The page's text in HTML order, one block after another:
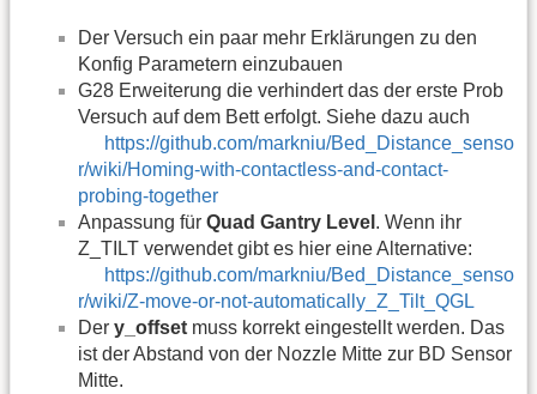
Der Versuch ein paar mehr Erklärungen zu den
Konfig Parametern einzubauen
G28 Erweiterung die verhindert das der erste Prob
Versuch auf dem Bett erfolgt. Siehe dazu auch
https://github.com/markniu/Bed_Distance_senso
r/wiki/Homing-with-contactless-and-contact-
probing-together
Anpassung für Quad Gantry Level . Wenn ihr
Z_TILT verwendet gibt es hier eine Alternative:
https://github.com/markniu/Bed_Distance_senso
r/wiki/Z-move-or-not-automatically_Z_Tilt_QGL
Der y_offset muss korrekt eingestellt werden. Das
ist der Abstand von der Nozzle Mitte zur BD Sensor
Mitte.